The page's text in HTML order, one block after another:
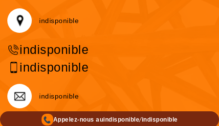
indisponible
indisponible
indisponible
indisponible
Appelez-nous auindisponible/indisponible